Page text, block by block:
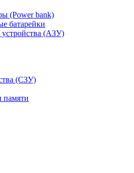
(Power bank)
батарейки
(АЗУ)
(СЗУ)
памяти